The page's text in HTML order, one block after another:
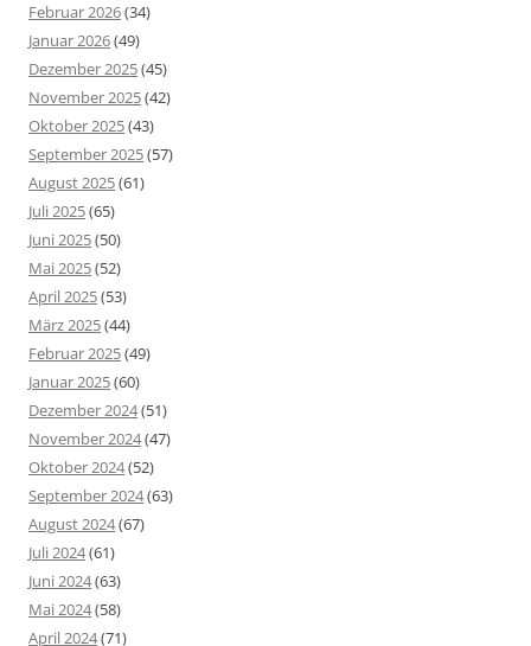
Februar 2026(34)
Januar 2026(49)
Dezember 2025(45)
November 2025(42)
Oktober 2025(43)
September 2025(57)
August 2025(61)
Juli 2025(65)
Juni 2025(50)
Mai 2025(52)
April 2025(53)
März 2025(44)
Februar 2025(49)
Januar 2025(60)
Dezember 2024(51)
November 2024(47)
Oktober 2024(52)
September 2024(63)
August 2024(67)
Juli 2024(61)
Juni 2024(63)
Mai 2024(58)
April 2024(71)